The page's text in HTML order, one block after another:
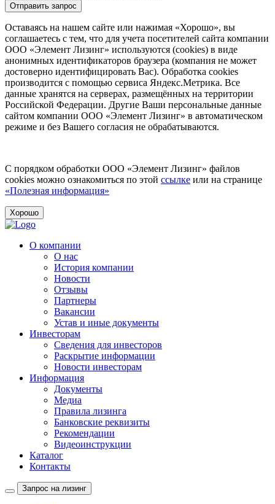
Отправить запрос
Оставаясь на нашем сайте или нажимая «Хорошо», вы
соглашаетесь с тем, что для учета посетителей сайта компании
ООО «Элемент Лизинг» используются (cookies) в виде
анонимных идентификаторов браузера (компания не может
достоверно идентифицировать Вас). Обработка cookies
производится с помощью сервиса Яндекс.Метрика. Все
данные хранятся на серверах, размещённых на территории
Российской Федерации. Другие Ваши персональные данные
сайтом компании ООО «Элемент Лизинг» в автоматическом
режиме и без Вашего согласия не обрабатываются.
С порядком обработки ООО «Элемент Лизинг» файлов
cookies можно ознакомиться по этой ссылке или на странице
«Полезная информация»
Хорошо
О компании
О нас
История компании
Новости
Отзывы
Партнеры
Вакансии
Устав и иные документы
Инвесторам
Сведения для инвесторов
Раскрытие информации
Новости инвесторам
Информация
Документы
Медиа
Правила лизинга
Банковские реквизиты
Рекомендации
Видеоинструкции
Каталог
Контакты
Запрос на лизинг